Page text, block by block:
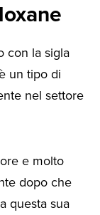
con la sigla
un tipo di
nel settore
e molto
dopo che
questa sua